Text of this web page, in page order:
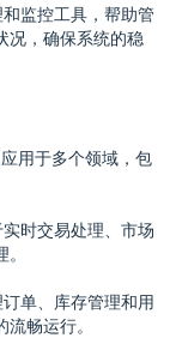
监控工具，帮助管
况，确保系统的稳
用于多个领域，包
时交易处理、市场
单、库存管理和用
畅运行。